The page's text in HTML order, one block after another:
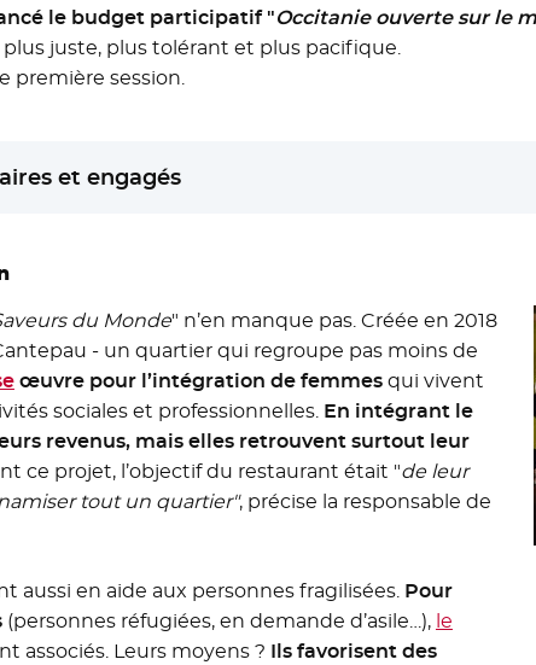
le budget participatif "Occitanie ouverte sur le
juste, plus tolérant et plus pacifique.
première session.
et engagés
du Monde" n’en manque pas. Créée en 2018
- un quartier qui regroupe pas moins de
- Nouvelle fenêtre
œuvre pour l’intégration de femmesqui vivent
sociales et professionnelles. En intégrant le
revenus, mais elles retrouvent surtout leur
ce projet, l’objectif du restaurant était "de leur
tout un quartier", précise la responsable de
aussi en aide aux personnes fragilisées. Pour
(personnes réfugiées, en demande d’asile…), le
fenêtre
associés. Leurs moyens ? Ils favorisent des